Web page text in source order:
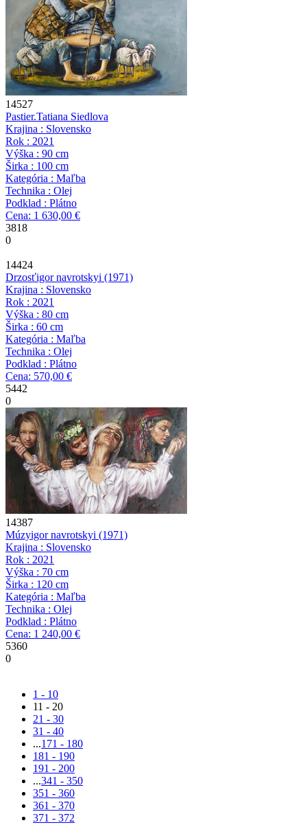
14527
Pastier.Tatiana Siedlova
Krajina : Slovensko
Rok : 2021
Výška : 90 cm
Širka : 100 cm
Kategória : Maľba
Technika : Olej
Podklad : Plátno
Cena: 1 630,00 €
3818
0
14424
Drzosťigor navrotskyi (1971)
Krajina : Slovensko
Rok : 2021
Výška : 80 cm
Širka : 60 cm
Kategória : Maľba
Technika : Olej
Podklad : Plátno
Cena: 570,00 €
5442
0
14387
Múzyigor navrotskyi (1971)
Krajina : Slovensko
Rok : 2021
Výška : 70 cm
Širka : 120 cm
Kategória : Maľba
Technika : Olej
Podklad : Plátno
Cena: 1 240,00 €
5360
0
1 - 10
11 - 20
21 - 30
31 - 40
...171 - 180
181 - 190
191 - 200
...341 - 350
351 - 360
361 - 370
371 - 372